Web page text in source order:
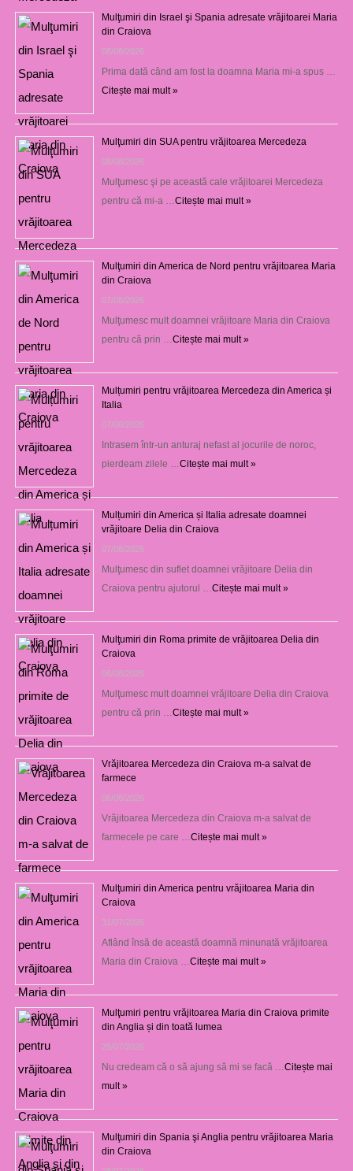
Mulţumiri din Israel şi Spania adresate vrăjitoarei Maria
din Craiova
08/08/2026
Prima dată când am fost la doamna Maria mi-a spus …
Citește mai mult »
Mulţumiri din SUA pentru vrăjitoarea Mercedeza
08/08/2026
Mulţumesc şi pe această cale vrăjitoarei Mercedeza
pentru că mi-a … Citește mai mult »
Mulţumiri din America de Nord pentru vrăjitoarea Maria
din Craiova
07/08/2026
Mulţumesc mult doamnei vrăjitoare Maria din Craiova
pentru că prin … Citește mai mult »
Mulțumiri pentru vrăjitoarea Mercedeza din America și
Italia
07/08/2026
Intrasem într-un anturaj nefast al jocurile de noroc,
pierdeam zilele … Citește mai mult »
Mulțumiri din America și Italia adresate doamnei
vrăjitoare Delia din Craiova
07/08/2026
Mulţumesc din suflet doamnei vrăjitoare Delia din
Craiova pentru ajutorul … Citește mai mult »
Mulţumiri din Roma primite de vrăjitoarea Delia din
Craiova
06/08/2026
Mulţumesc mult doamnei vrăjitoare Delia din Craiova
pentru că prin … Citește mai mult »
Vrăjitoarea Mercedeza din Craiova m-a salvat de
farmece
06/08/2026
Vrăjitoarea Mercedeza din Craiova m-a salvat de
farmecele pe care … Citește mai mult »
Mulţumiri din America pentru vrăjitoarea Maria din
Craiova
31/07/2026
Aflând însă de această doamnă minunată vrăjitoarea
Maria din Craiova … Citește mai mult »
Mulţumiri pentru vrăjitoarea Maria din Craiova primite
din Anglia și din toată lumea
29/07/2026
Nu credeam că o să ajung să mi se facă … Citește mai
mult »
Mulţumiri din Spania şi Anglia pentru vrăjitoarea Maria
din Craiova